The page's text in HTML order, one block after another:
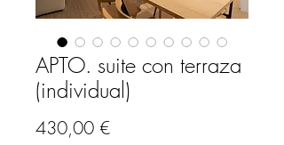
APTO. suite con terraza
(individual)
430,00 €Precio